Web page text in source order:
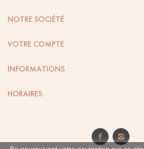
NOTRE SOCIÉTÉ
VOTRE COMPTE
INFORMATIONS
HORAIRES